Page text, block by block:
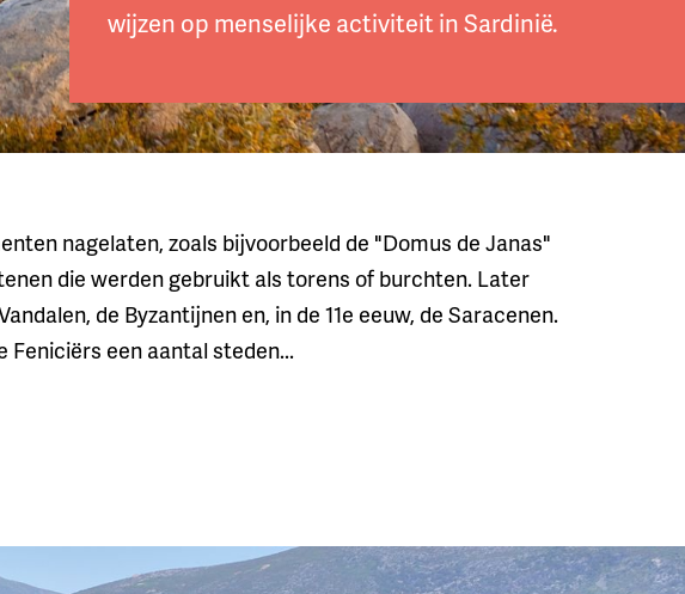
wijzen op menselijke activiteit in Sardinië.
nagelaten, zoals bijvoorbeeld de "Domus de Janas"
die werden gebruikt als torens of burchten. Later
de Byzantijnen en, in de 11e eeuw, de Saracenen.
Feniciërs een aantal steden...